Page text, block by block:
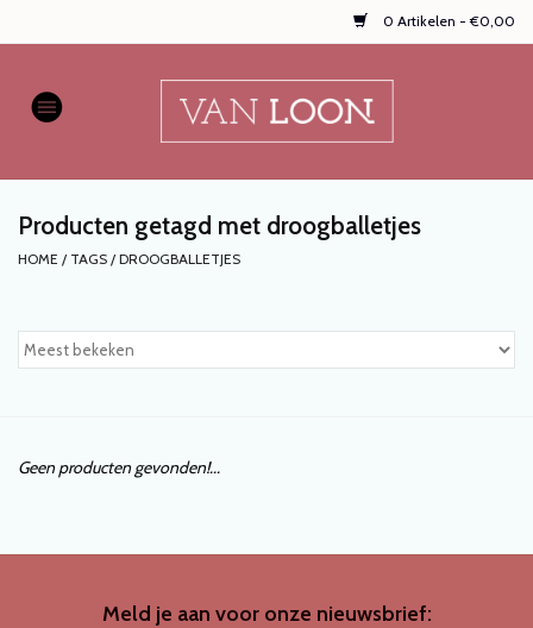
0 Artikelen - €0,00
Home
AUTOPARFUMS
WASPARFUMS
Producten getagd met droogballetjes
HOME / TAGS / DROOGBALLETJES
Geen producten gevonden!...
Meld je aan voor onze nieuwsbrief: